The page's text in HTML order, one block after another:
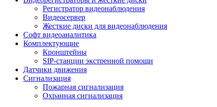
Регистратор видеонаблюдения
Видеосервер
Жесткие диски для видеонаблюдения
Софт видеоаналитика
Комплектующие
Кронштейны
SIP-станции экстренной помощи
Датчики движения
Сигнализация
Пожарная сигнализация
Охранная сигнализация